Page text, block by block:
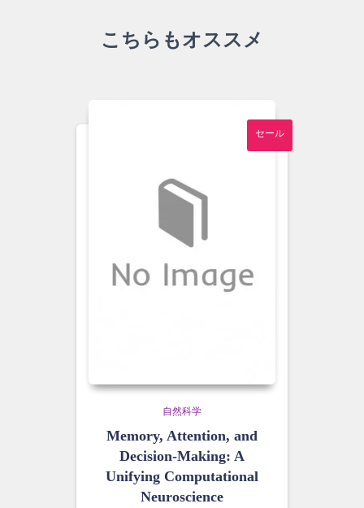
こちらもオススメ
セール
自然科学
Memory, Attention, and
Decision-Making: A
Unifying Computational
Neuroscience